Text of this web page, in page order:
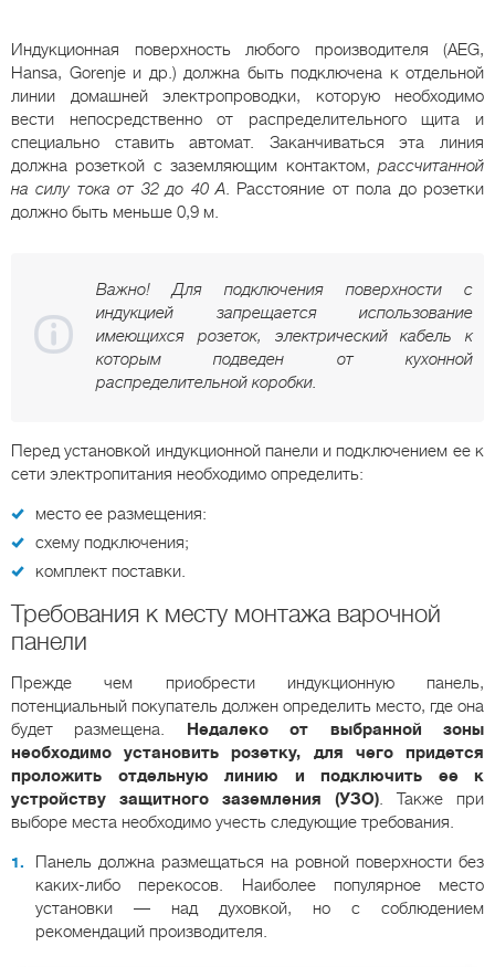
Индукционная поверхность любого производителя (AEG,
Hansa, Gorenje и др.) должна быть подключена к отдельной
линии домашней электропроводки, которую необходимо
вести непосредственно от распределительного щита и
специально ставить автомат. Заканчиваться эта линия
должна розеткой с заземляющим контактом, рассчитанной
на силу тока от 32 до 40 А. Расстояние от пола до розетки
должно быть меньше 0,9 м.
Важно! Для подключения поверхности с
индукцией запрещается использование
имеющихся розеток, электрический кабель к
которым подведен от кухонной
распределительной коробки.
Перед установкой индукционной панели и подключением ее к
сети электропитания необходимо определить:
место ее размещения:
схему подключения;
комплект поставки.
Требования к месту монтажа варочной
панели
Прежде чем приобрести индукционную панель,
потенциальный покупатель должен определить место, где она
будет размещена. Недалеко от выбранной зоны
необходимо установить розетку, для чего придется
проложить отдельную линию и подключить ее к
устройству защитного заземления (УЗО). Также при
выборе места необходимо учесть следующие требования.
Панель должна размещаться на ровной поверхности без
каких-либо перекосов. Наиболее популярное место
установки — над духовкой, но с соблюдением
рекомендаций производителя.